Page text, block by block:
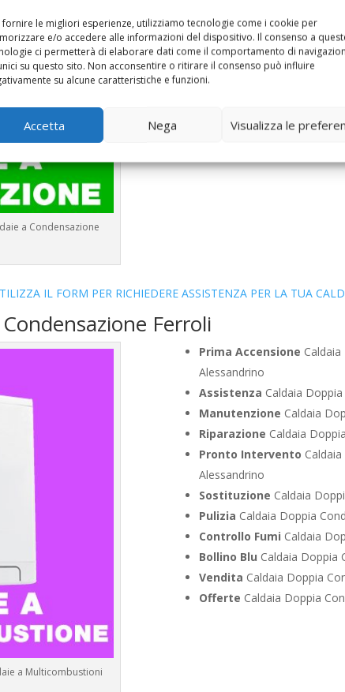
fornire le migliori esperienze, utilizziamo tecnologie come i cookie per
e/o accedere alle informazioni del dispositivo. Il consenso a
ci permetterà di elaborare dati come il comportamento di
su questo sito. Non acconsentire o ritirare il consenso può influire
su alcune caratteristiche e funzioni.
Accetta Nega Visualizza le
a Condensazione
Caldaia
Pulizia Caldaia
Controllo FumiCaldaia
Bollino BluCaldaia
Caldaia
Caldaia
IL FORM PER RICHIEDERE ASSISTENZA PER LA TUA
Ferroli
a Multicombustioni
Prima Accensione
Alessandrino
Assistenza Caldaia
Manutenzione Caldaia
Riparazione Caldaia
Pronto Intervento
Alessandrino
Sostituzione Caldaia
Pulizia Caldaia Doppia
Controllo Fumi Caldaia
Bollino Blu Caldaia Doppia
Vendita Caldaia Doppia
Offerte Caldaia Doppia